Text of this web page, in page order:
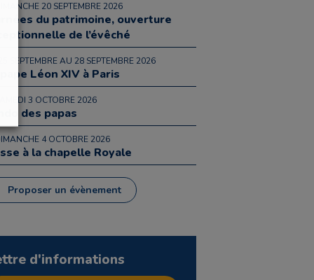
20 SEPTEMBRE 2026
du patrimoine, ouverture
de l’évêché
25 SEPTEMBRE AU 28 SEPTEMBRE 2026
pape Léon XIV à Paris
3 OCTOBRE 2026
des papas
4 OCTOBRE 2026
à la chapelle Royale
Proposer un évènement
d'informations